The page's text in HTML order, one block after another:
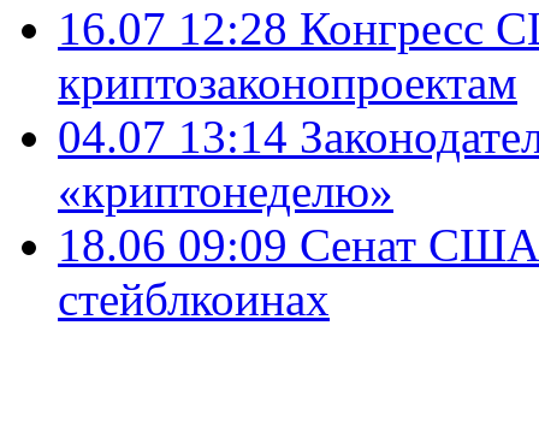
16.07 12:28 Конгресс
криптозаконопроектам
04.07 13:14
«криптонеделю»
18.06 09:09 Сенат США
стейблкоинах